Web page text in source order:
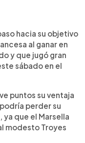
hacia su objetivo
al ganar en
y que jugó gran
sábado en el
puntos su ventaja
perder su
que el Marsella
modesto Troyes